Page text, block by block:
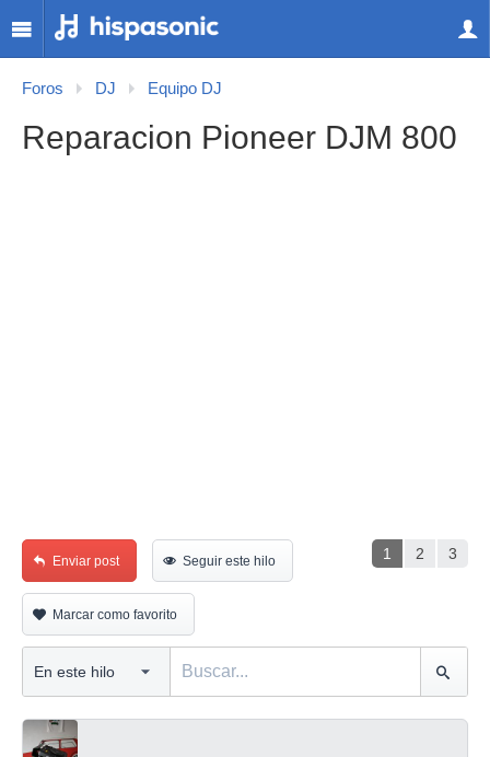
Foros DJ Equipo DJ
Reparacion Pioneer DJM 800
1 2 3
Enviar post Seguir este hilo
Marcar como favorito